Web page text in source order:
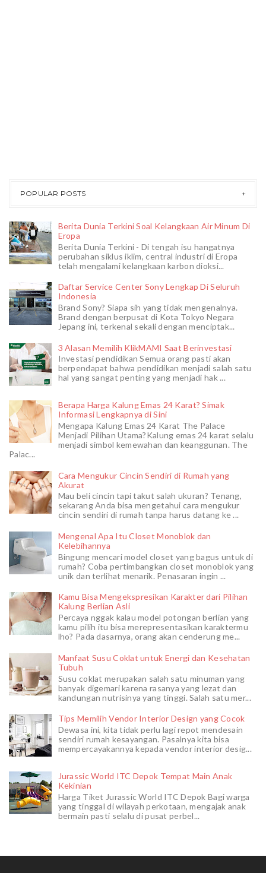
POPULAR POSTS
Berita Dunia Terkini Soal Kelangkaan Air Minum Di
Eropa
Berita Dunia Terkini - Di tengah isu hangatnya
perubahan siklus iklim, central industri di Eropa
telah mengalami kelangkaan karbon dioksi...
Daftar Service Center Sony Lengkap Di Seluruh
Indonesia
Brand Sony? Siapa sih yang tidak mengenalnya.
Brand dengan berpusat di Kota Tokyo Negara
Jepang ini, terkenal sekali dengan menciptak...
3 Alasan Memilih KlikMAMI Saat Berinvestasi
Investasi pendidikan Semua orang pasti akan
berpendapat bahwa pendidikan menjadi salah satu
hal yang sangat penting yang menjadi hak ...
Berapa Harga Kalung Emas 24 Karat? Simak
Informasi Lengkapnya di Sini
Mengapa Kalung Emas 24 Karat The Palace
Menjadi Pilihan Utama?Kalung emas 24 karat selalu
menjadi simbol kemewahan dan keanggunan. The
Palac...
Cara Mengukur Cincin Sendiri di Rumah yang
Akurat
Mau beli cincin tapi takut salah ukuran? Tenang,
sekarang Anda bisa mengetahui cara mengukur
cincin sendiri di rumah tanpa harus datang ke ...
Mengenal Apa Itu Closet Monoblok dan
Kelebihannya
Bingung mencari model closet yang bagus untuk di
rumah? Coba pertimbangkan closet monoblok yang
unik dan terlihat menarik. Penasaran ingin ...
Kamu Bisa Mengekspresikan Karakter dari Pilihan
Kalung Berlian Asli
Percaya nggak kalau model potongan berlian yang
kamu pilih itu bisa merepresentasikan karaktermu
lho? Pada dasarnya, orang akan cenderung me...
Manfaat Susu Coklat untuk Energi dan Kesehatan
Tubuh
Susu coklat merupakan salah satu minuman yang
banyak digemari karena rasanya yang lezat dan
kandungan nutrisinya yang tinggi. Salah satu mer...
Tips Memilih Vendor Interior Design yang Cocok
Dewasa ini, kita tidak perlu lagi repot mendesain
sendiri rumah kesayangan. Pasalnya kita bisa
mempercayakannya kepada vendor interior desig...
Jurassic World ITC Depok Tempat Main Anak
Kekinian
Harga Tiket Jurassic World ITC Depok Bagi warga
yang tinggal di wilayah perkotaan, mengajak anak
bermain pasti selalu di pusat perbel...